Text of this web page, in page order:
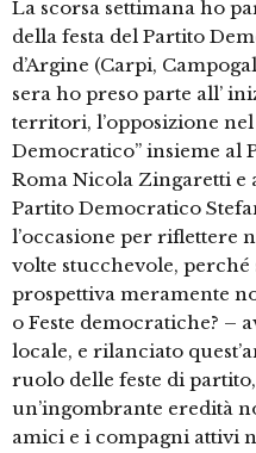
La scorsa settimana ho
della festa del Partito
d’Argine (Carpi,
sera ho preso parte all’
territori, l’opposizione
Democratico” insieme al
Roma Nicola Zingaretti e
Partito Democratico
l’occasione per riflettere
volte stucchevole,
prospettiva meramente
o Feste democratiche? –
locale, e rilanciato
ruolo delle feste di
un’ingombrante eredità
amici e i compagni attivi